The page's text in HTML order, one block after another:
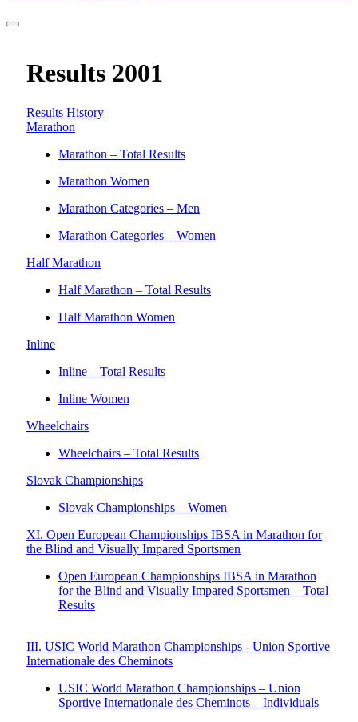
Results 2001
Results History
Marathon
Marathon – Total Results
Marathon Women
Marathon Categories – Men
Marathon Categories – Women
Half Marathon
Half Marathon – Total Results
Half Marathon Women
Inline
Inline – Total Results
Inline Women
Wheelchairs
Wheelchairs – Total Results
Slovak Championships
Slovak Championships – Women
XI. Open European Championships IBSA in Marathon for
the Blind and Visually Impared Sportsmen
Open European Championships IBSA in Marathon
for the Blind and Visually Impared Sportsmen – Total
Results
III. USIC World Marathon Championships - Union Sportive
Internationale des Cheminots
USIC World Marathon Championships – Union
Sportive Internationale des Cheminots – Individuals